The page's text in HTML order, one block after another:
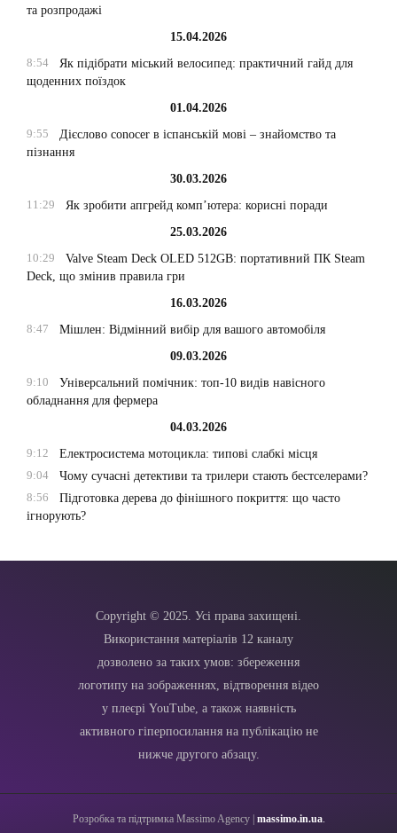
та розпродажі
15.04.2026
8:54
Як підібрати міський велосипед: практичний гайд для
щоденних поїздок
01.04.2026
9:55
Дієслово conocer в іспанській мові – знайомство та
пізнання
30.03.2026
11:29
Як зробити апгрейд комп’ютера: корисні поради
25.03.2026
10:29
Valve Steam Deck OLED 512GB: портативний ПК Steam
Deck, що змінив правила гри
16.03.2026
8:47
Мішлен: Відмінний вибір для вашого автомобіля
09.03.2026
9:10
Універсальний помічник: топ-10 видів навісного
обладнання для фермера
04.03.2026
9:12
Електросистема мотоцикла: типові слабкі місця
9:04
Чому сучасні детективи та трилери стають бестселерами?
8:56
Підготовка дерева до фінішного покриття: що часто
ігнорують?
Copyright © 2025. Усі права захищені.
Використання матеріалів 12 каналу
дозволено за таких умов: збереження
логотипу на зображеннях, відтворення відео
у плеєрі YouTube, а також наявність
активного гіперпосилання на публікацію не
нижче другого абзацу.
Розробка та підтримка Massimo Agency | massimo.in.ua.